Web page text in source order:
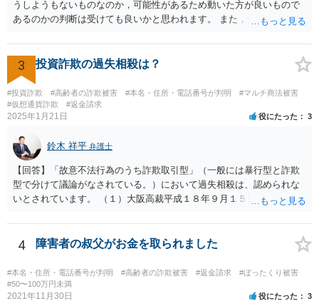
うしようもないものなのか，可能性があるため動いた方が良いもので
あるのかの判断は受けても良いかと思われます。 また，依頼された弁
金がされる可能性もあるかと思われます。
3 投資詐欺の過失相殺は？
#投資詐欺 #高齢者の詐欺被害 #本名・住所・電話番号が判明
#マルチ商法被害
#仮想通貨詐欺
#返金請求
2025年1月21日 役にたった 3
鈴木 祥平 弁護士
【回答】「故意不法行為のうち詐欺取引型」（一般には暴行型と詐欺
型で分けて議論がなされている。）において過失相殺は、認められな
いとされています。 （１）大阪高裁平成１８年９月１５日裁判例 裁判
相殺は、本来文字通り過失のある当事者同士の損害の公平な分担調整
のための法制度であり、元来故意の不法行為の場合にはなじまないも
のというべきである。なぜなら、故意の不法行為は、加害者が悪意を
もって一方的に被害者に対して仕掛けるものであり、根本的に被害者
に生じた痛みをともに分け合うための基盤を欠く上、取引的不法行為
における加害者の故意は、通常、被害者の落ち度或いは弱み、不意、
4 障害者の叔父がお金を取られました
#本名・住所・電話番号が判明 #高齢者の詐欺被害 #返金請求
#ぼったくり被害
#50〜100万円未満
2021年11月30日 役にたった 3